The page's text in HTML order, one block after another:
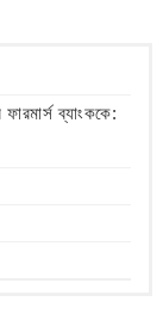
ব্যাংককে: